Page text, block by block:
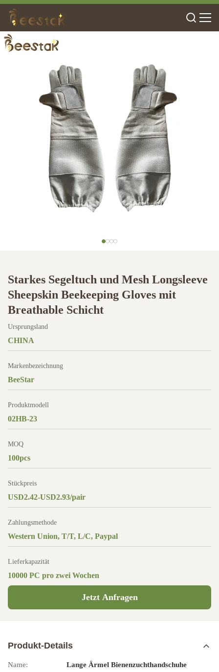
Starkes Segeltuch und Mesh Longsleeve
Sheepskin Beekeeping Gloves mit
Breathable Schicht
Ursprungsland
CHINA
Markenbezeichnung
BeeStar
Produktmodell
02HB-23
MOQ
100pcs
Stückpreis
USD2.42-USD2.93/pair
Zahlungsmethode
Western Union, T/T, L/C, Paypal
Lieferkapazität
10000 PC pro zwei Wochen
Jetzt Anfragen
Produkt-Details
Name:
Lange Ärmel Bienenzuchthandschuhe